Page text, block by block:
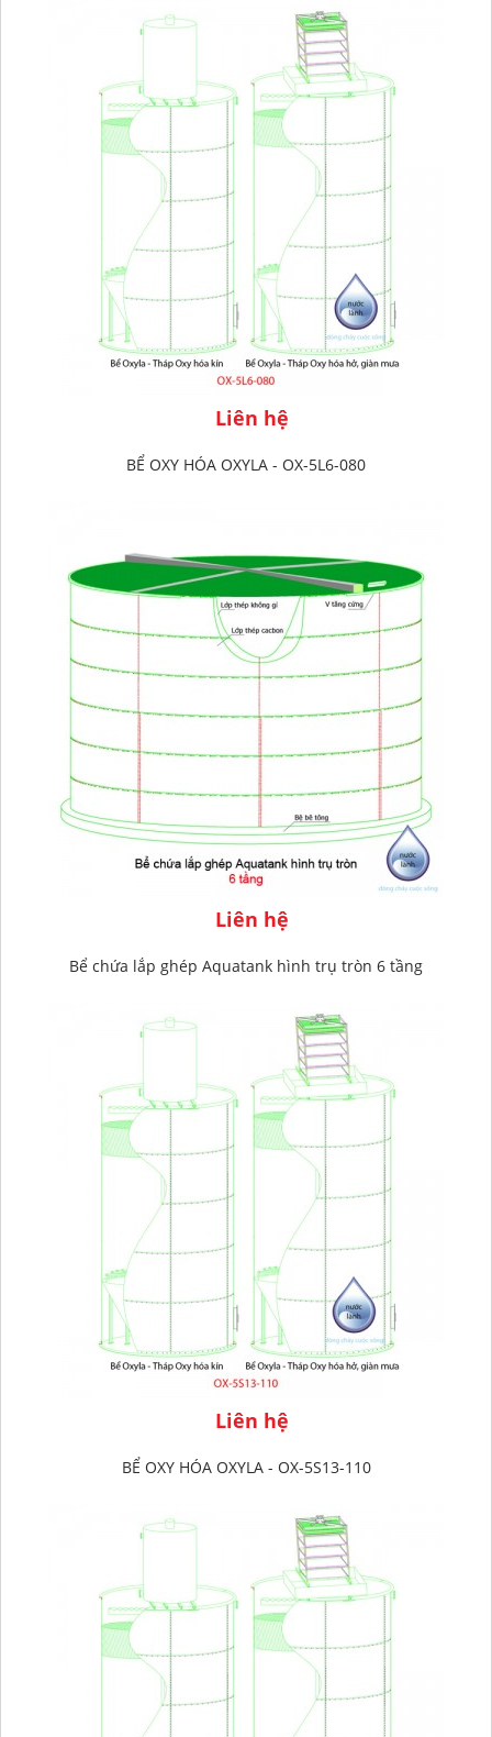
Liên hệ
BỂ OXY HÓA OXYLA - OX-5L6-080
Liên hệ
Bể chứa lắp ghép Aquatank hình trụ tròn 6 tầng
Liên hệ
BỂ OXY HÓA OXYLA - OX-5S13-110